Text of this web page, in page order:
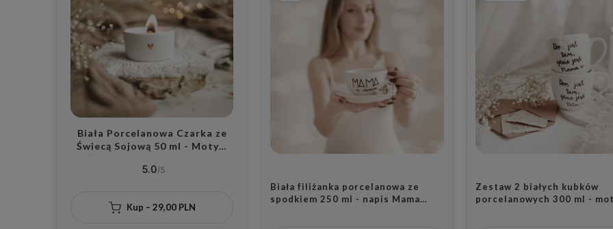
Biała Porcelanowa Czarka ze
Świecą Sojową 50 ml - Motyw
Złotego Serca z Wybranym
Zapachem dla Bliskiej Osoby na
5.0
Kup – 29,00 PLN
Biała filiżanka porcelanowa ze
spodkiem 250 ml - napis Mama
Zestaw 2 białych kubków
porcelanowych 300 ml -